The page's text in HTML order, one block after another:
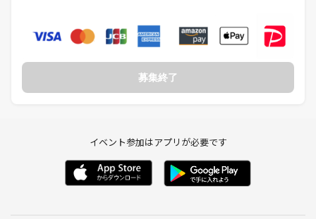
募集終了
イベント参加はアプリが必要です